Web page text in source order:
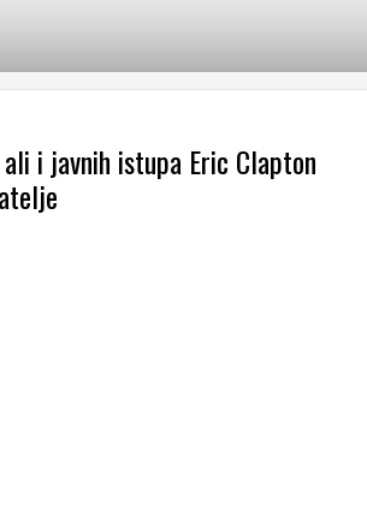
i javnih istupa Eric Clapton